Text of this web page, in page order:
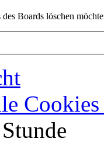
Boards löschen
Cookies